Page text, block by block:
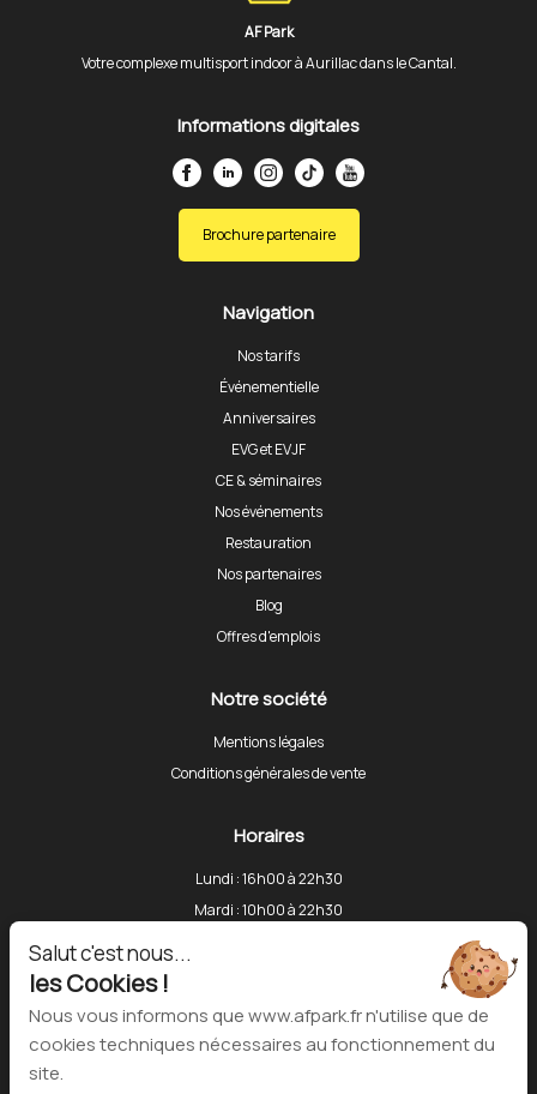
AF Park
Votre complexe multisport indoor à Aurillac dans le Cantal.
Informations digitales
Brochure partenaire
Navigation
Nos tarifs
Événementielle
Anniversaires
EVG et EVJF
CE & séminaires
Nos événements
Restauration
Nos partenaires
Blog
Offres d'emplois
Notre société
Mentions légales
Conditions générales de vente
Horaires
Lundi : 16h00 à 22h30
Mardi : 10h00 à 22h30
Samedi : 10h00 à 18h30
Salut c'est nous...
les Cookies !
Nous vous informons que www.afpark.fr n'utilise que de
cookies techniques nécessaires au fonctionnement du
site.